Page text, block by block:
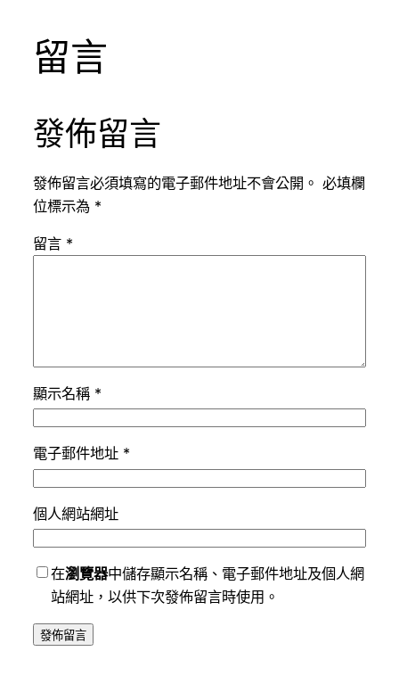
留言
發佈留言
發佈留言必須填寫的電子郵件地址不會公開。 必填欄
位標示為 *
留言 *
顯示名稱 *
電子郵件地址 *
個人網站網址
在瀏覽器中儲存顯示名稱、電子郵件地址及個人網
站網址，以供下次發佈留言時使用。